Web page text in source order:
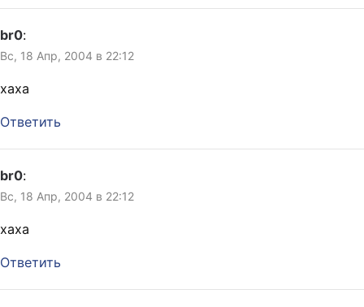
br0:
Вс, 18 Апр, 2004 в 22:12
хаха
Ответить
br0:
Вс, 18 Апр, 2004 в 22:12
хаха
Ответить